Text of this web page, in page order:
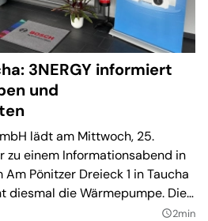
3NERGY informiert
und
lädt am Mittwoch, 25.
zu einem Informationsabend in
Pönitzer Dreieck 1 in Taucha
diesmal die Wärmepumpe. Die
dem Motto „Wärmepumpe –
query_builder2min